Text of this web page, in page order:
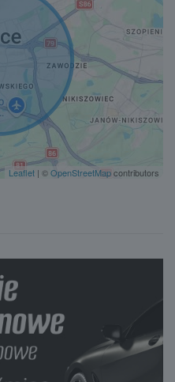
Leaflet | ©OpenStreetMapcontributors